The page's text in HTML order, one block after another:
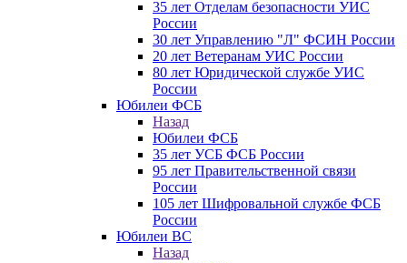
35 лет Отделам безопасности УИС
России
30 лет Управлению "Л" ФСИН России
20 лет Ветеранам УИС России
80 лет Юридической службе УИС
России
Юбилеи ФСБ
Назад
Юбилеи ФСБ
35 лет УСБ ФСБ России
95 лет Правительственной связи
России
105 лет Шифровальной службе ФСБ
России
Юбилеи ВС
Назад